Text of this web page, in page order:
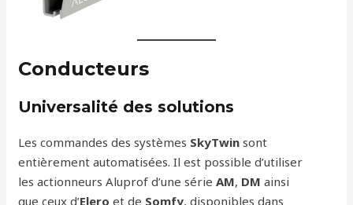
Conducteurs
Universalité des solutions
Les commandes des systèmes SkyTwin sont
entièrement automatisées. Il est possible d’utiliser
les actionneurs Aluprof d’une sérieAM, DM ainsi
que ceux d’Elero et de Somfy, disponibles dans